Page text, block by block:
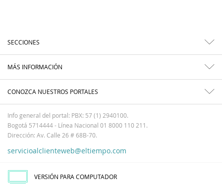
SECCIONES
MÁS INFORMACIÓN
CONOZCA NUESTROS PORTALES
Info general del portal: PBX: 57 (1) 2940100.
Bogotá 5714444 - Línea Nacional 01 8000 110 211.
Dirección: Av. Calle 26 # 68B-70.
servicioalclienteweb@eltiempo.com
VERSIÓN PARA COMPUTADOR